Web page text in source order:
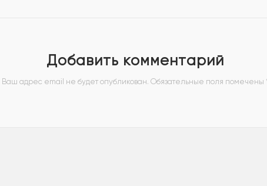
Добавить комментарий
Ваш адрес email не будет опубликован. Обязательные поля помечены